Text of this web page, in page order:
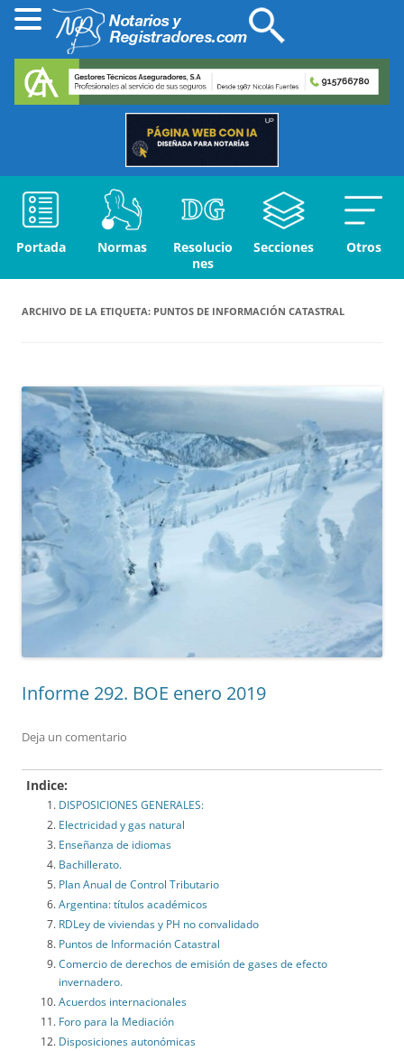
Portada Normas
Resolucio
nes
Secciones Otros
ARCHIVO DE LA ETIQUETA: PUNTOS DE INFORMACIÓN CATASTRAL
Informe 292. BOE enero 2019
Deja un comentario
Indice:
DISPOSICIONES GENERALES:
Electricidad y gas natural
Enseñanza de idiomas
Bachillerato.
Plan Anual de Control Tributario
Argentina: títulos académicos
RDLey de viviendas y PH no convalidado
Puntos de Información Catastral
Comercio de derechos de emisión de gases de efecto
invernadero.
Acuerdos internacionales
Foro para la Mediación
Disposiciones autonómicas